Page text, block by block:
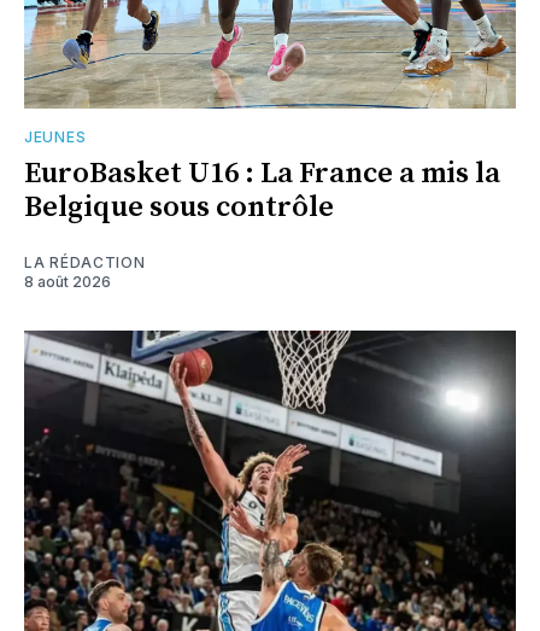
JEUNES
EuroBasket U16 : La France a mis la
Belgique sous contrôle
LA RÉDACTION
8 août 2026